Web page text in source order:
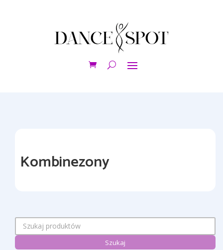
Kombinezony
Szukaj